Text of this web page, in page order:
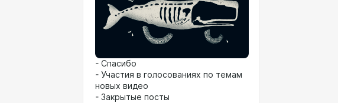
- Спасибо
- Участия в голосованиях по темам
новых видео
- Закрытые посты